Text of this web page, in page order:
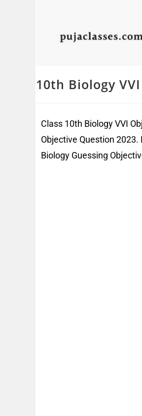
10th Biology
Class 10th Biology VVI
Objective Question
Biology Guessing